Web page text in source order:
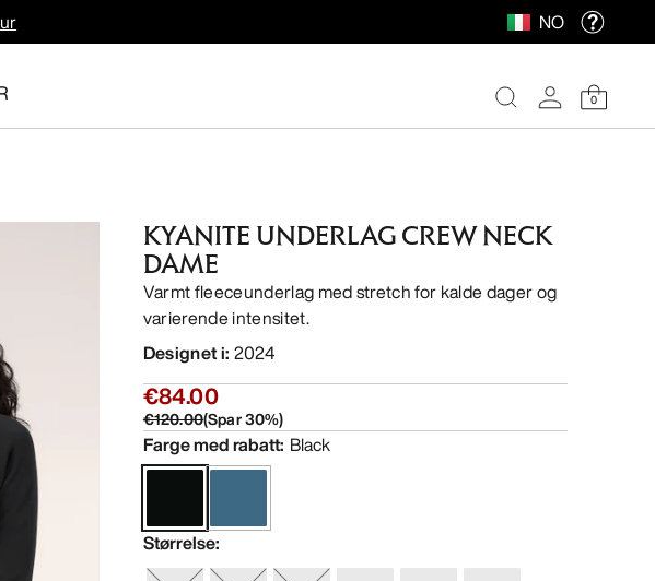
NO
0
KYANITE UNDERLAG CREW NECK
DAME
Varmt fleeceunderlag med stretch for kalde dager og
varierende intensitet.
Designet i: 2024
€84.00
€120.00(Spar30%)
Farge med rabatt: Black
Størrelse: